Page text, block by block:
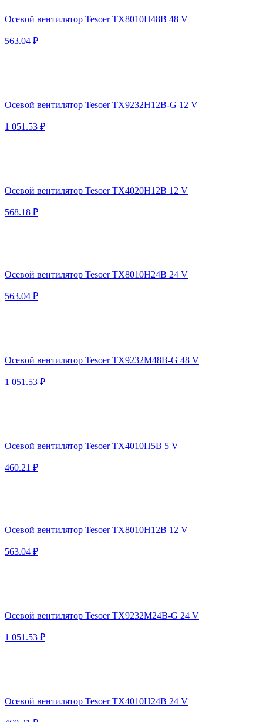
Осевой вентилятор Tesoer TX8010H48B 48 V
563.04 ₽
Осевой вентилятор Tesoer TX9232H12B-G 12 V
1 051.53 ₽
Осевой вентилятор Tesoer TX4020H12B 12 V
568.18 ₽
Осевой вентилятор Tesoer TX8010H24B 24 V
563.04 ₽
Осевой вентилятор Tesoer TX9232M48B-G 48 V
1 051.53 ₽
Осевой вентилятор Tesoer TX4010H5B 5 V
460.21 ₽
Осевой вентилятор Tesoer TX8010H12B 12 V
563.04 ₽
Осевой вентилятор Tesoer TX9232M24B-G 24 V
1 051.53 ₽
Осевой вентилятор Tesoer TX4010H24B 24 V